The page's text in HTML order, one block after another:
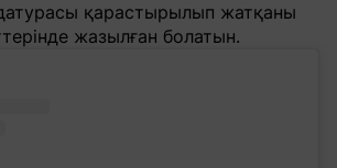
қарастырылып жатқаны
жазылған болатын.